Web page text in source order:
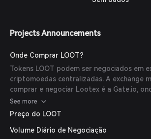
Projects Announcements
Onde Comprar LOOT?
Tokens LOOT podem ser negociados em
criptomoedas centralizadas. A exchange
comprar e negociar Lootex é a Gate.io,
negociação mais ativo LOOT/USDT teve
negociação de $19.827,35 nas últimas 24
See more
Preço do LOOT
Volume Diário de Negociação